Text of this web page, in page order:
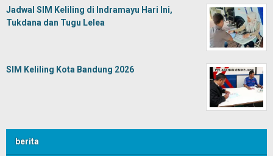
Jadwal SIM Keliling di Indramayu Hari Ini,
Tukdana dan Tugu Lelea
SIM Keliling Kota Bandung 2026
berita